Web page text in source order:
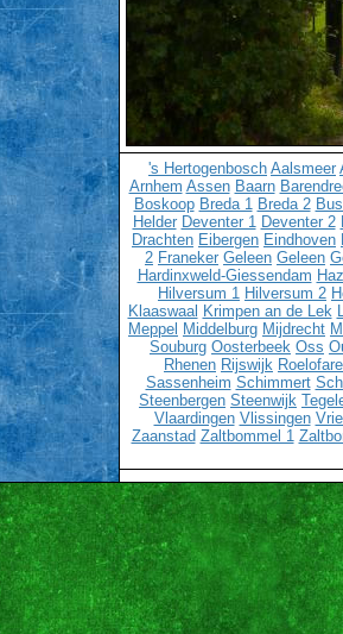
's Hertogenbosch Aalsmeer
Arnhem Assen Baarn
Boskoop Breda 1 Breda 2
Helder Deventer 1 Deventer 2
Drachten Eibergen Eindhoven
2 Franeker Geleen Geleen
Hardinxweld-Giessendam
Hilversum 1 Hilversum 2
Klaaswaal Krimpen an de Lek
Meppel Middelburg Mijdrecht
Souburg Oosterbeek Oss
Rhenen Rijswijk
Sassenheim Schimmert
Steenbergen Steenwijk
Vlaardingen Vlissingen
Zaanstad Zaltbommel 1